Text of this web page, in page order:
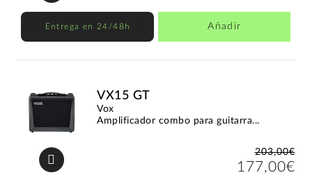
Entrega en 24/48h Añadir
VX15 GT
Vox
Amplificador combo para guitarra...
203,00€
177,00€